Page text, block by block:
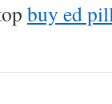
buy ed